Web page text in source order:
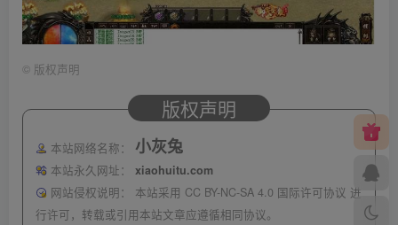
© 版权声明
版权声明
本站网络名称： 小灰兔
本站永久网址：
xiaohuitu.com
网站侵权说明：
本站采用 CC BY-NC-SA 4.0 国际许可协议 进
行许可，转载或引用本站文章应遵循相同协议。